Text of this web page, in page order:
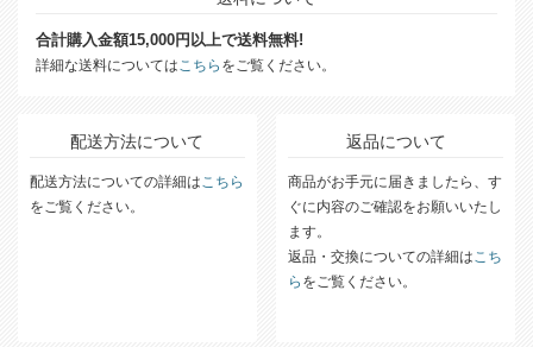
合計購入金額15,000円以上で送料無料!
詳細な送料についてはこちら をご覧ください。
配送方法について
配送方法についての詳細はこちら
をご覧ください。
返品について
商品がお手元に届きましたら、す
ぐに内容のご確認をお願いいたし
ます。
返品・交換についての詳細はこち
ら をご覧ください。